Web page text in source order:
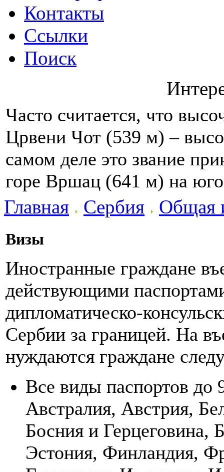
Контакты
Ссылки
Поиск
Часто считается, что
Црвени Чот (539 м) –
самом деле это звание
горе Вршац (641 м) на
Главная Сербия Общая
Визы
Иностранные граждане
действующими
дипломатическо-
Сербии за границей. На
нуждаются граждане
Все виды паспортов до
Австралия, Австрия,
Босния и Герцеговина,
Эстония, Финландия,